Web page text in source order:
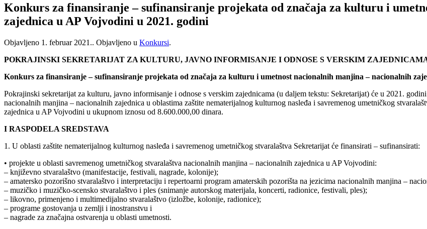
Konkurs za finansiranje – sufinansiranje projekata od značaja za kulturu i
zajednica u AP Vojvodini u 2021. godini
Objavljeno 1. februar 2021.. Objavljeno u Konkursi.
POKRAJINSKI SEKRETARIJAT ZA KULTURU, JAVNO INFORMISANJE I ODNOSE S VERSKIM
Konkurs za finansiranje – sufinansiranje projekata od značaja za kulturu i umetnost nacionalnih manjina – nacionalnih
Pokrajinski sekretarijat za kulturu, javno informisanje i odnose s verskim zajednicama (u daljem tekstu: Sekretarijat) će u 2021.
nacionalnih manjina – nacionalnih zajednica u oblastima zaštite nematerijalnog kulturnog nasleđa i savremenog umetničkog
zajednica u AP Vojvodini u ukupnom iznosu od 8.600.000,00 dinara.
I RASPODELA SREDSTAVA
1. U oblasti zaštite nematerijalnog kulturnog nasleđa i savremenog umetničkog stvaralaštva Sekretarijat će finansirati – sufinansirati:
• projekte u oblasti savremenog umetničkog stvaralaštva nacionalnih manjina – nacionalnih zajednica u AP Vojvodini:
– književno stvaralaštvo (manifestacije, festivali, nagrade, kolonije);
– amatersko pozorišno stvaralaštvo i interpretaciju i repertoarni program amaterskih pozorišta na jezicima nacionalnih manjina –
– muzičko i muzičko-scensko stvaralaštvo i ples (snimanje autorskog materijala, koncerti, radionice, festivali, ples);
– likovno, primenjeno i multimedijalno stvaralaštvo (izložbe, kolonije, radionice);
– programe gostovanja u zemlji i inostranstvu i
– nagrade za značajna ostvarenja u oblasti umetnosti.